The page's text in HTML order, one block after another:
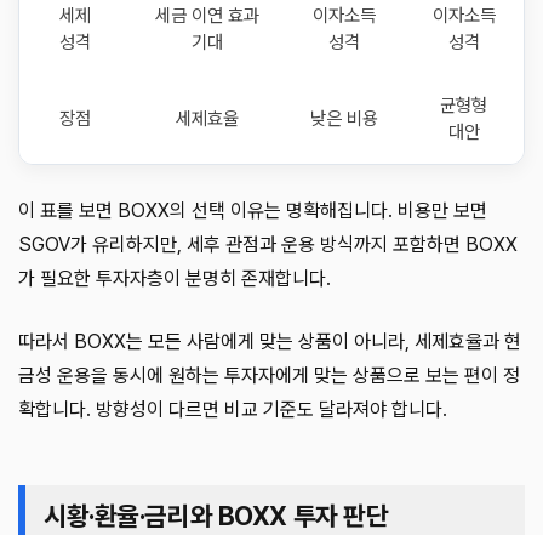
세제
성격
세금 이연 효과
기대
이자소득
성격
이자소득
성격
장점 세제효율 낮은 비용
균형형
대안
이 표를 보면 BOXX의 선택 이유는 명확해집니다. 비용만 보면
SGOV가 유리하지만, 세후 관점과 운용 방식까지 포함하면 BOXX
가 필요한 투자자층이 분명히 존재합니다.
따라서 BOXX는 모든 사람에게 맞는 상품이 아니라, 세제효율과 현
금성 운용을 동시에 원하는 투자자에게 맞는 상품으로 보는 편이 정
확합니다. 방향성이 다르면 비교 기준도 달라져야 합니다.
시황·환율·금리와 BOXX 투자 판단